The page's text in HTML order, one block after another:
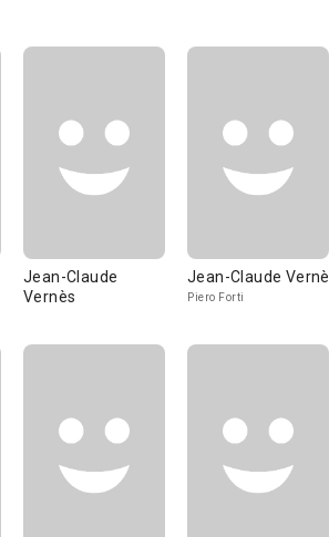
Jean-Claude
Vernès
Jean-Claude Vernè
Piero Forti